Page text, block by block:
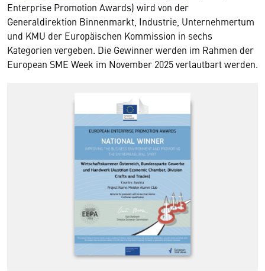
Enterprise Promotion Awards) wird von der
Generaldirektion Binnenmarkt, Industrie, Unternehmertum
und KMU der Europäischen Kommission in sechs
Kategorien vergeben. Die Gewinner werden im Rahmen der
European SME Week im November 2025 verlautbart werden.